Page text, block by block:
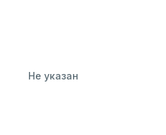
Не указан